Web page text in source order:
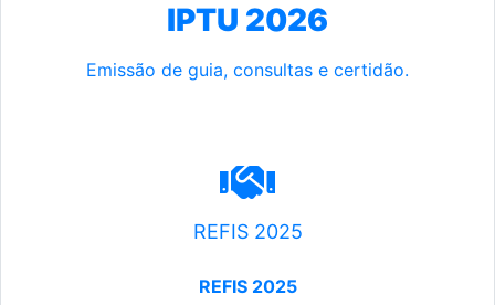
IPTU 2026
Emissão de guia, consultas e certidão.
REFIS 2025
REFIS 2025